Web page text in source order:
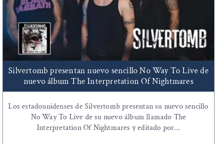
Silvertomb presentan nuevo sencillo No Way To Live de
nuevo álbum The Interpretation Of Nightmares
Los estadounidenses de Silvertomb presentan su nuevo sencillo
No Way To Live de su nuevo álbum llamado The
Interpretation Of Nightmares y editado por...